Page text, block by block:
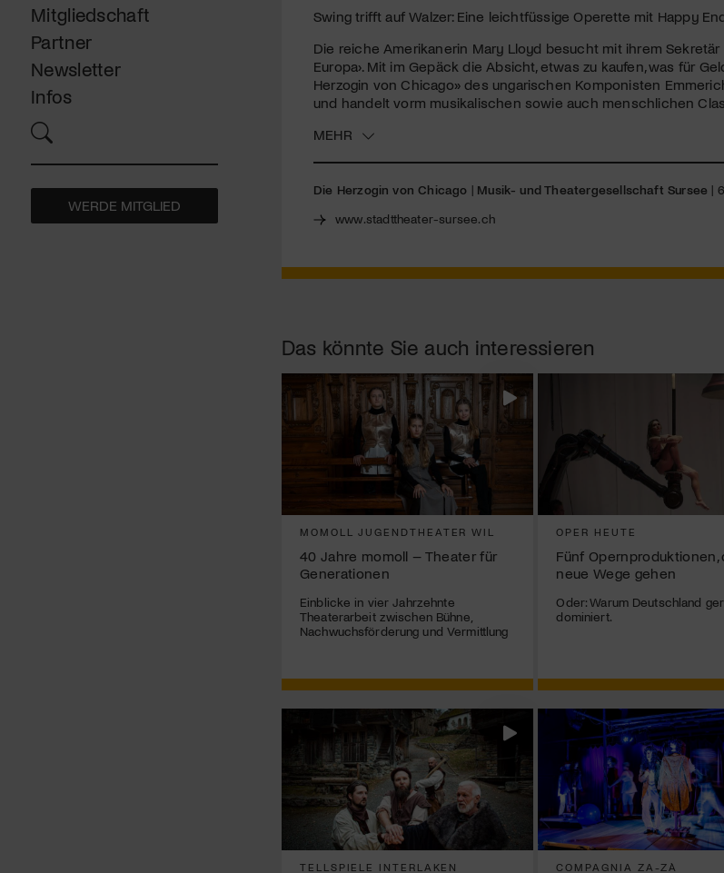
Mitgliedschaft
Partner
Newsletter
Infos
WERDE MITGLIED
Swing trifft auf Walzer: Eine leichtfüssige Operette mit Happy
Die reiche Amerikanerin Mary Lloyd besucht mit ihrem
Europa›. Mit im Gepäck die Absicht, etwas zu kaufen, was für
Herzogin von Chicago» des ungarischen Komponisten
und handelt vorm musikalischen sowie auch menschlichen
MEHR
Die Herzogin von Chicago | Musik- und Theatergesellschaft Sursee |
www.stadttheater-sursee.ch
Das könnte Sie auch interessieren
MOMOLL JUGENDTHEATER WIL
40 Jahre momoll – Theater für
Generationen
Einblicke in vier Jahrzehnte
Theaterarbeit zwischen Bühne,
Nachwuchsförderung und Vermittlung
OPER HEUTE
Fünf Opernproduktionen,
neue Wege gehen
Oder: Warum Deutschland
dominiert.
TELLSPIELE INTERLAKEN COMPAGNIA ZA-ZÀ